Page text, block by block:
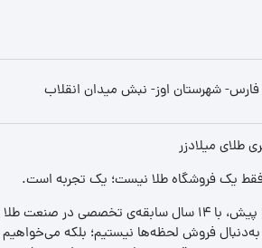
فارس- شهرستان اوز- نبش میدان انقلاب
طلای میلادزر
فقط یک فروشگاه طلا نیست؛ یک تجربه‌ است.
را آغاز کردیم تا «اعتماد» را با «زیبایی» ترکیب کنیم.
به‌دنبال فروش لحظه‌ها نیستیم؛ بلکه